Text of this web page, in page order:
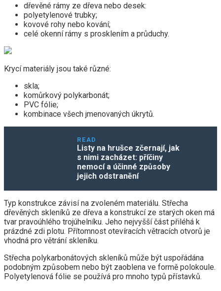
dřevěné rámy ze dřeva nebo desek:
polyetylenové trubky;
kovové rohy nebo kování;
celé okenní rámy s prosklením a průduchy.
Krycí materiály jsou také různé:
skla;
komůrkový polykarbonát;
PVC fólie;
kombinace všech jmenovaných úkrytů.
READ
Listy na hrušce zčernají, jak
s nimi zacházet: příčiny
nemocí a účinné způsoby
jejich odstranění
Typ konstrukce závisí na zvoleném materiálu. Střecha
dřevěných skleníků ze dřeva a konstrukcí ze starých oken má
tvar pravoúhlého trojúhelníku. Jeho nejvyšší část přiléhá k
prázdné zdi plotu. Přítomnost otevíracích větracích otvorů je
vhodná pro větrání skleníku.
Střecha polykarbonátových skleníků může být uspořádána
podobným způsobem nebo být zaoblena ve formě polokoule.
Polyetylenová fólie se používá pro mnoho typů přístavků.